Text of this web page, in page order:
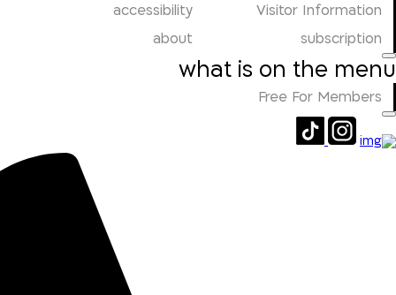
Visitor Information
accessibility
subscription
about
what is on the menu
Free For Members